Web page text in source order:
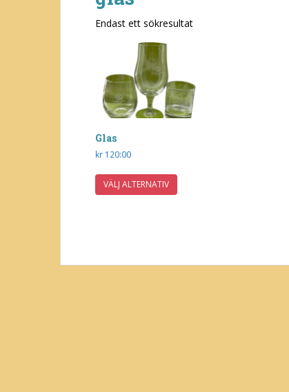
Endast ett sökresultat
Glas
kr 120:00
VÄLJ ALTERNATIV
Den
De